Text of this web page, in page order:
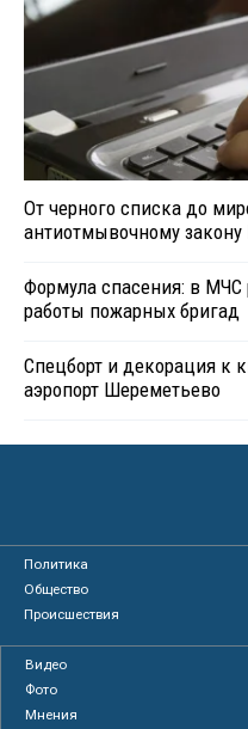
От черного списка до
антиотмывочному закону
Формула спасения: в МЧС
работы пожарных бригад
Спецборт и декорация к
аэропорт Шереметьево
Политика
Общество
Происшествия
Видео
Фото
Мнения